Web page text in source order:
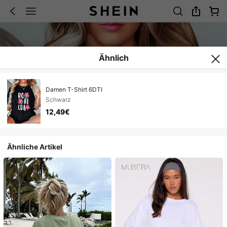
Ähnlich
Damen T-Shirt 6DTI
Schwarz
12,49€
Ähnliche Artikel